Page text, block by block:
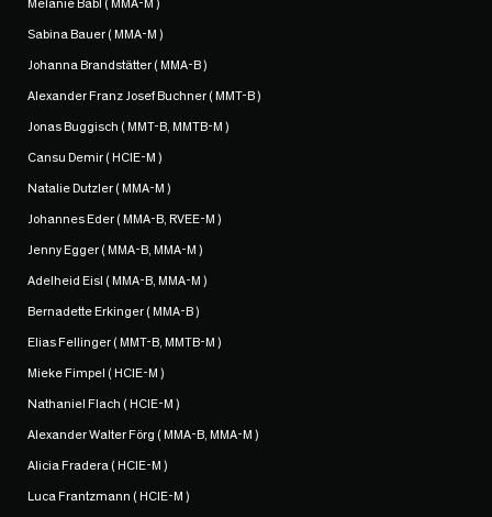
Melanie Babl ( MMA-M )
Sabina Bauer ( MMA-M )
Johanna Brandstätter ( MMA-B )
Alexander Franz Josef Buchner ( MMT-B )
Jonas Buggisch ( MMT-B, MMTB-M )
Cansu Demir ( HCIE-M )
Natalie Dutzler ( MMA-M )
Johannes Eder ( MMA-B, RVEE-M )
Jenny Egger ( MMA-B, MMA-M )
Adelheid Eisl ( MMA-B, MMA-M )
Bernadette Erkinger ( MMA-B )
Elias Fellinger ( MMT-B, MMTB-M )
Mieke Fimpel ( HCIE-M )
Nathaniel Flach ( HCIE-M )
Alexander Walter Förg ( MMA-B, MMA-M )
Alicia Fradera ( HCIE-M )
Luca Frantzmann ( HCIE-M )